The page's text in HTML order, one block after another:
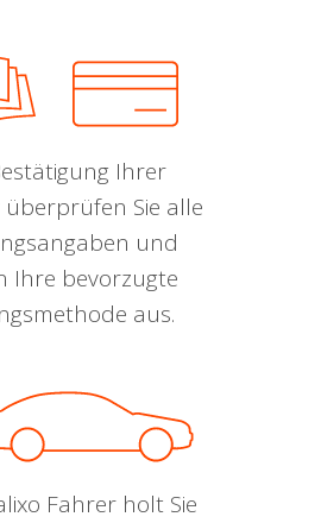
Ihrer
Sie alle
und
Ihre bevorzugte
aus.
Fahrer holt Sie